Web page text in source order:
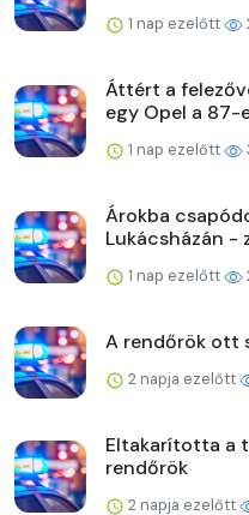
1 nap ezelőtt
Áttért a
egy Opel a 87-
1 nap ezelőtt
Árokba
Lukácsházán -
1 nap ezelőtt
A rendőrök ott
2 napja ezelőtt
Eltakarította a
rendőrök
2 napja ezelőtt